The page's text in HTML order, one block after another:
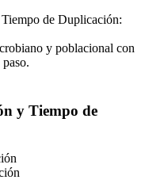
de Duplicación:
y poblacional con
y Tiempo de